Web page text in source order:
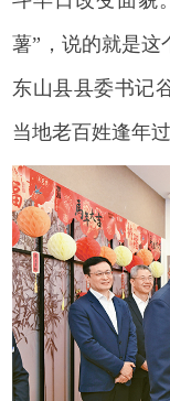
薯”，说的就是这
东山县县委书记
当地老百姓逢年